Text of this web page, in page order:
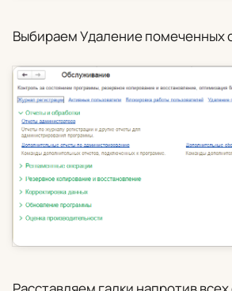
ВыбираемУдаление помеченных